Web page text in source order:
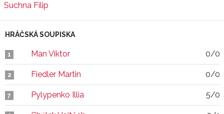
Suchna Filip
HRÁČSKÁ SOUPISKA
1 Man Viktor 0/0
2 Fiedler Martin 0/0
7 Pylypenko Illia 5/0